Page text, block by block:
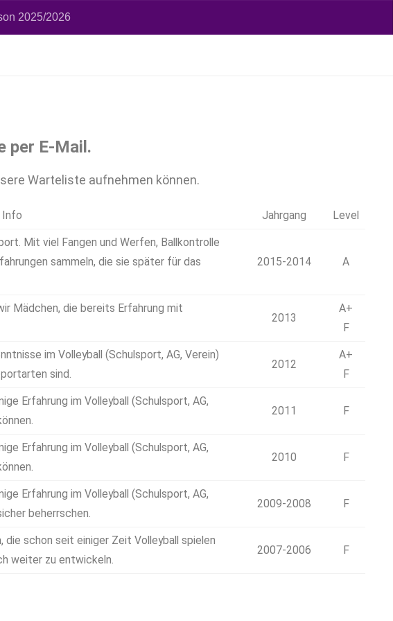
2025/2026
per E-Mail.
Warteliste aufnehmen können.
Info Jahrgang Level
Mit viel Fangen und Werfen, Ballkontrolle
sammeln, die sie später für das
2015-2014 A
Mädchen, die bereits Erfahrung mit
2013
A+
F
im Volleyball (Schulsport, AG, Verein)
sind.
2012
A+
F
Erfahrung im Volleyball (Schulsport, AG,
2011 F
Erfahrung im Volleyball (Schulsport, AG,
2010 F
Erfahrung im Volleyball (Schulsport, AG,
beherrschen.
2009-2008 F
die schon seit einiger Zeit Volleyball spielen
weiter zu entwickeln.
2007-2006 F